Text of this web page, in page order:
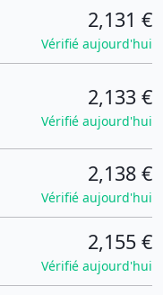
2,131 €
Vérifié aujourd'hui
2,133 €
Vérifié aujourd'hui
2,138 €
Vérifié aujourd'hui
2,155 €
Vérifié aujourd'hui